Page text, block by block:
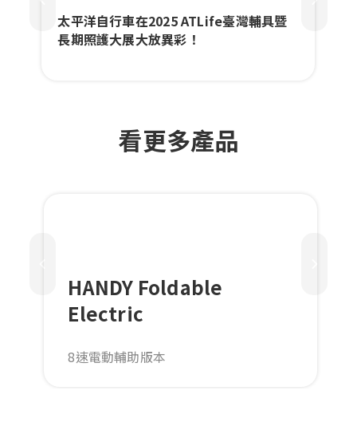
太平洋自行車在2025 ATLife臺灣輔具暨
長期照護大展大放異彩！
看更多產品
HANDY Foldable
Electric
8速電動輔助版本